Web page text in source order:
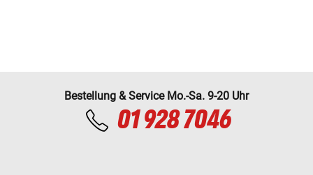
Bestellung & Service Mo.-Sa. 9-20 Uhr
01 928 7046